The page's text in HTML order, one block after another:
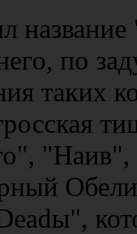
по
таких
"Наив",